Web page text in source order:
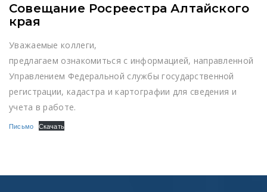
Совещание Росреестра Алтайского
края
Уважаемые коллеги,
предлагаем ознакомиться с информацией, направленной
Управлением Федеральной службы государственной
регистрации, кадастра и картографии для сведения и
учета в работе.
Письмо Скачать